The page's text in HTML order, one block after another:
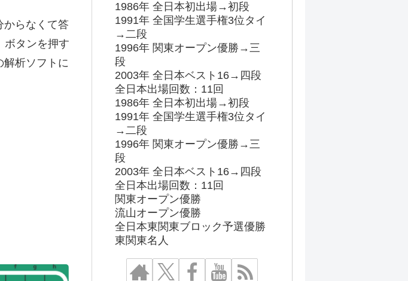
からなくて答
ボタンを押す
解析ソフトに
1986年 全日本初出場→初段
1991年 全国学生選手権3位タイ
→二段
1996年 関東オープン優勝→三
段
2003年 全日本ベスト16→四段
全日本出場回数：11回
1986年 全日本初出場→初段
1991年 全国学生選手権3位タイ
→二段
1996年 関東オープン優勝→三
段
2003年 全日本ベスト16→四段
全日本出場回数：11回
関東オープン優勝
流山オープン優勝
全日本東関東ブロック予選優勝
東関東名人